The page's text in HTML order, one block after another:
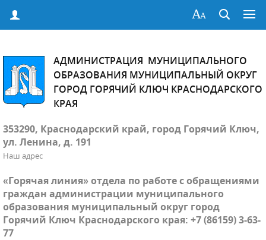
АДМИНИСТРАЦИЯ МУНИЦИПАЛЬНОГО
ОБРАЗОВАНИЯ МУНИЦИПАЛЬНЫЙ ОКРУГ
ГОРОД ГОРЯЧИЙ КЛЮЧ КРАСНОДАРСКОГО
КРАЯ
353290, Краснодарский край, город Горячий Ключ,
ул. Ленина, д. 191
Наш адрес
«Горячая линия» отдела по работе с обращениями
граждан администрации муниципального
образования муниципальный округ город
Горячий Ключ Краснодарского края: +7 (86159) 3-63-
77